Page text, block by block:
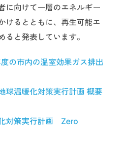
に向けて一層のエネルギー
けるとともに、再生可能エ
ると発表しています。
の市内の温室効果ガス排出
球温暖化対策実行計画 概要
対策実行計画 Zero